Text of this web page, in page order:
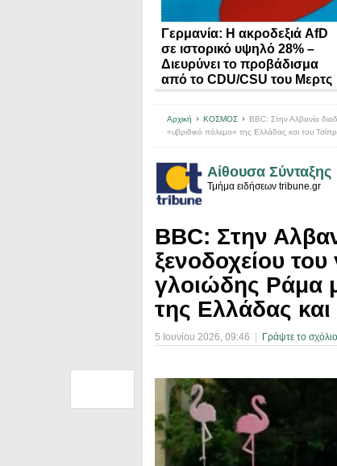
Γερμανία: Η ακροδεξιά AfD
σε ιστορικό υψηλό 28% –
Διευρύνει το προβάδισμα
από το CDU/CSU του Μερτς
Αρχική ΚΟΣΜΟΣ
BBC: Στην Αλβανία
«υβριδικό πόλεμο» της Ελλάδας και του
Αίθουσα Σύνταξης
Τμήμα ειδήσεων tribune.gr
BBC: Στην
ξενοδοχείου
γλοιώδης Ράμα
της Ελλάδας
5 Ιουνίου 2026, 09:46 Γράψτε το